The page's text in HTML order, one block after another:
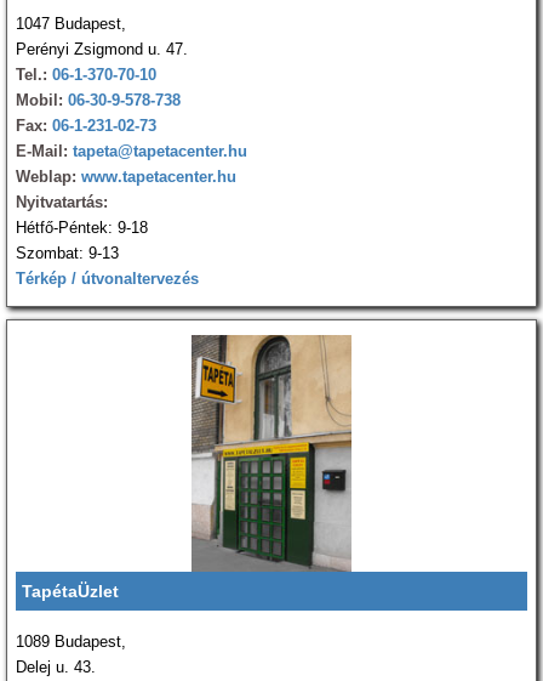
1047 Budapest,
Perényi Zsigmond u. 47.
Tel.: 06-1-370-70-10
Mobil: 06-30-9-578-738
Fax: 06-1-231-02-73
E-Mail: tapeta@tapetacenter.hu
Weblap: www.tapetacenter.hu
Nyitvatartás:
Hétfő-Péntek: 9-18
Szombat: 9-13
Térkép / útvonaltervezés
TapétaÜzlet
1089 Budapest,
Delej u. 43.